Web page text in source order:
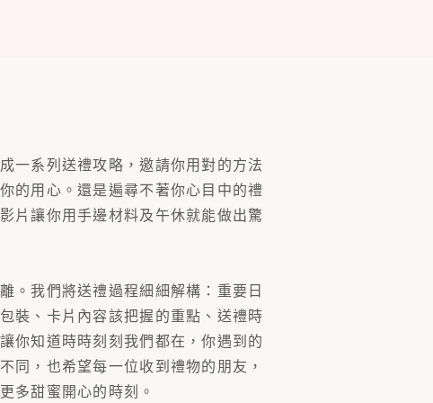
一系列送禮攻略，邀請你用對的方法
的用心。還是遍尋不著你心目中的禮
片讓你用手邊材料及午休就能做出驚
。我們將送禮過程細細解構：重要日
裝、卡片內容該把握的重點、送禮時
你知道時時刻刻我們都在，你遇到的
同，也希望每一位收到禮物的朋友，
多甜蜜開心的時刻。